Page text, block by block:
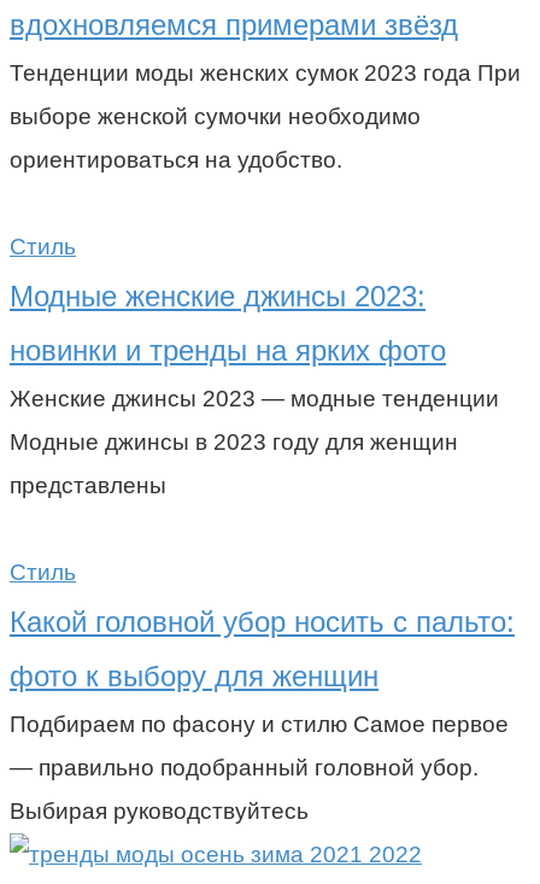
вдохновляемся примерами звёзд
Тенденции моды женских сумок 2023 года При
выборе женской сумочки необходимо
ориентироваться на удобство.
Стиль
Модные женские джинсы 2023:
новинки и тренды на ярких фото
Женские джинсы 2023 — модные тенденции
Модные джинсы в 2023 году для женщин
представлены
Стиль
Какой головной убор носить с пальто:
фото к выбору для женщин
Подбираем по фасону и стилю Самое первое
— правильно подобранный головной убор.
Выбирая руководствуйтесь